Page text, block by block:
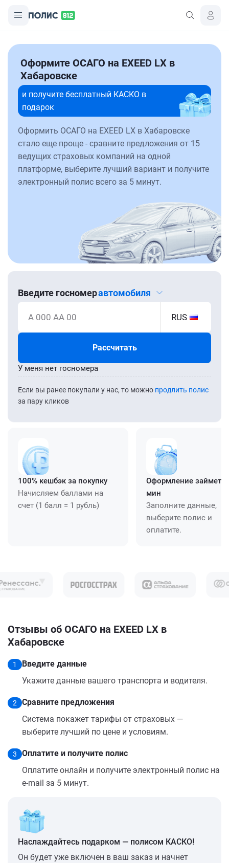
Оформите ОСАГО на EXEED LX в
Хабаровске
и получите бесплатный КАСКО в
подарок
Оформить ОСАГО на EXEED LX в Хабаровске
стало еще проще - сравните предложения от 15
ведущих страховых компаний на одной
платформе, выберите лучший вариант и получите
электронный полис всего за 5 минут.
Введите госномеравтомобиля
А 000 АА 00 RUS
Рассчитать
Если вы ранее покупали у нас, то можно продлить полис
за пару кликов
У меня нет госномера
100% кешбэк за покупку
Начисляем баллами на
счет (1 балл = 1 рубль)
Оформление займет
мин
Заполните данные,
выберите полис и
оплатите.
Отзывы об ОСАГО на EXEED LX в
Хабаровске
1
Введите данные
Укажите данные вашего транспорта и водителя.
2
Сравните предложения
Система покажет тарифы от страховых —
выберите лучший по цене и условиям.
3
Оплатите и получите полис
Оплатите онлайн и получите электронный полис на
e-mail за 5 минут.
Наслаждайтесь подарком — полисом КАСКО!
Он будет уже включен в ваш заказ и начнет